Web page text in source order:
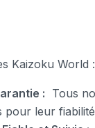
Kaizoku World :
: Tous
pour leur